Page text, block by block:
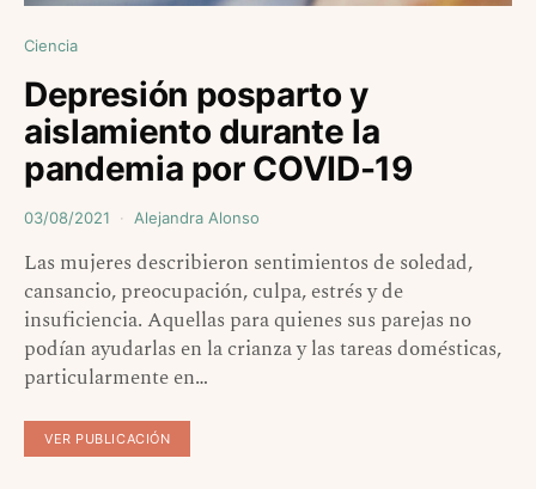
Ciencia
Depresión posparto y
aislamiento durante la
pandemia por COVID-19
03/08/2021 Alejandra Alonso
Las mujeres describieron sentimientos de soledad,
cansancio, preocupación, culpa, estrés y de
insuficiencia. Aquellas para quienes sus parejas no
podían ayudarlas en la crianza y las tareas domésticas,
particularmente en…
VER PUBLICACIÓN